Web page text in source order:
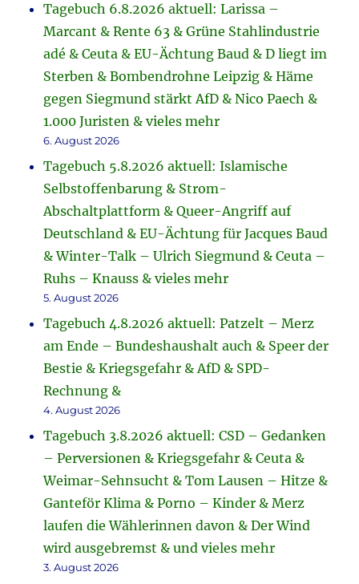
Tagebuch 6.8.2026 aktuell: Larissa –
Marcant & Rente 63 & Grüne Stahlindustrie
adé & Ceuta & EU-Ächtung Baud & D liegt im
Sterben & Bombendrohne Leipzig & Häme
gegen Siegmund stärkt AfD & Nico Paech &
1.000 Juristen & vieles mehr
6. August 2026
Tagebuch 5.8.2026 aktuell: Islamische
Selbstoffenbarung & Strom-
Abschaltplattform & Queer-Angriff auf
Deutschland & EU-Ächtung für Jacques Baud
& Winter-Talk – Ulrich Siegmund & Ceuta –
Ruhs – Knauss & vieles mehr
5. August 2026
Tagebuch 4.8.2026 aktuell: Patzelt – Merz
am Ende – Bundeshaushalt auch & Speer der
Bestie & Kriegsgefahr & AfD & SPD-
Rechnung &
4. August 2026
Tagebuch 3.8.2026 aktuell: CSD – Gedanken
– Perversionen & Kriegsgefahr & Ceuta &
Weimar-Sehnsucht & Tom Lausen – Hitze &
Ganteför Klima & Porno – Kinder & Merz
laufen die Wählerinnen davon & Der Wind
wird ausgebremst & und vieles mehr
3. August 2026